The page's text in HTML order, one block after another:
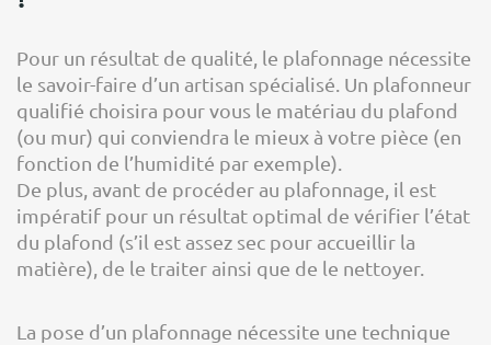
Pour un résultat de qualité, le plafonnage nécessite
le savoir-faire d’un artisan spécialisé. Un plafonneur
qualifié choisira pour vous le matériau du plafond
(ou mur) qui conviendra le mieux à votre pièce (en
fonction de l’humidité par exemple).
De plus, avant de procéder au plafonnage, il est
impératif pour un résultat optimal de vérifier l’état
du plafond (s’il est assez sec pour accueillir la
matière), de le traiter ainsi que de le nettoyer.
La pose d’un plafonnage nécessite une technique